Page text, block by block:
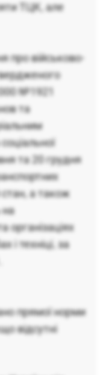
ТЦК, але
про військово-
№1921
та
та 20 грудня
стан, а також
на
організаціях
і техніці, за
прямої норми
відсутні